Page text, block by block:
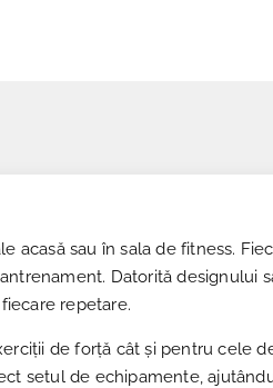
acasă sau în sala de fitness.
Datorită designului
repetare.
de forță cât și pentru cele
setul de echipamente,